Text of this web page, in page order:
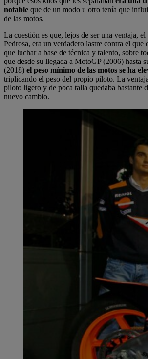
notable que de un modo u otro tenía que
de las motos.
La cuestión es que, lejos de ser una ventaja,
Pedrosa, era un verdadero lastre contra el que
que luchar a base de técnica y talento, sobre
que desde su llegada a MotoGP (2006) hasta
(2018) el peso mínimo de las motos se ha
triplicando el peso del propio piloto. La
piloto ligero y de poca talla quedaba bastante
nuevo cambio.